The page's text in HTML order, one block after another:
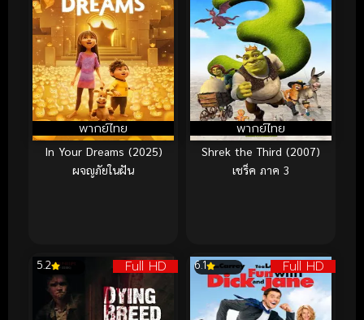
พากย์ไทย
In Your Dreams (2025)
ผจญภัยในฝัน
พากย์ไทย
Shrek the Third (2007)
เชร็ค ภาค 3
Full HD
5.2 Full HD
6.1